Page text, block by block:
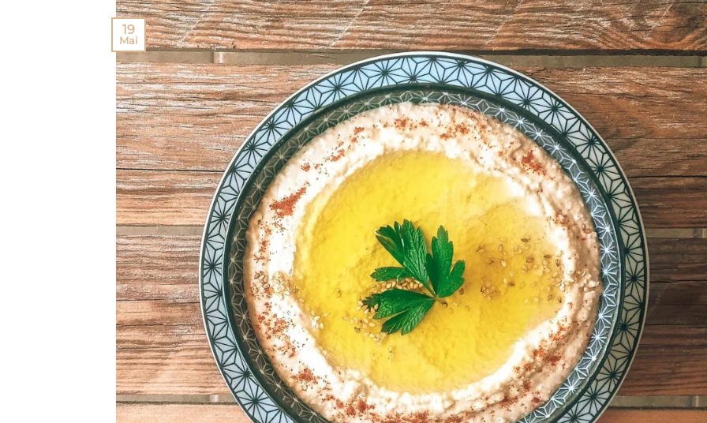
19
Mai